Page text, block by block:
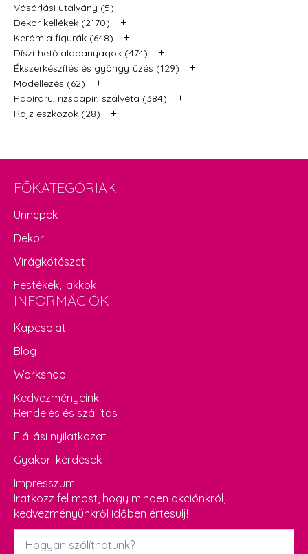
Vásárlási utalvány (5)
Dekor kellékek (2170)
+
Kerámia figurák (648) +
Díszíthető alapanyagok (474) +
Ékszerkészítés és gyöngyfűzés (129) +
Modellezés (62) +
Papíráru, rizspapír, szalvéta (384) +
Rajz eszközök (28) +
FŐKATEGÓRIÁK
Ünnepek
Dekor
Virágkötészet
Festékek, lakkok
INFORMÁCIÓK
Kapcsolat
Blog
Workshop
Kedvezményeink
Rendelés és szállítás
Elállási nyilatkozat
Gyakori kérdések
Impresszum
Iratkozz fel most, hogy minden akciónkról,
kedvezményünkről időben értesülj!
Név